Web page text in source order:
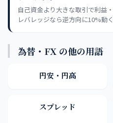
自己資金より大きな取引で利益
レバレッジなら逆方向に10%動
為替・FX の他の用語
円安・円高
スプレッド